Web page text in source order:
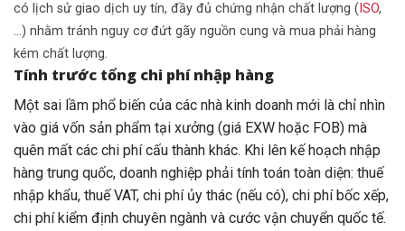
có lịch sử giao dịch uy tín, đầy đủ chứng nhận chất lượng ( ISO,
…) nhằm tránh nguy cơ đứt gãy nguồn cung và mua phải hàng
kém chất lượng.
Tính trước tổng chi phí nhập hàng
Một sai lầm phổ biến của các nhà kinh doanh mới là chỉ nhìn
vào giá vốn sản phẩm tại xưởng (giá EXW hoặc FOB) mà
quên mất các chi phí cấu thành khác. Khi lên kế hoạch nhập
hàng trung quốc, doanh nghiệp phải tính toán toàn diện: thuế
nhập khẩu, thuế VAT, chi phí ủy thác (nếu có), chi phí bốc xếp,
chi phí kiểm định chuyên ngành và cước vận chuyển quốc tế.